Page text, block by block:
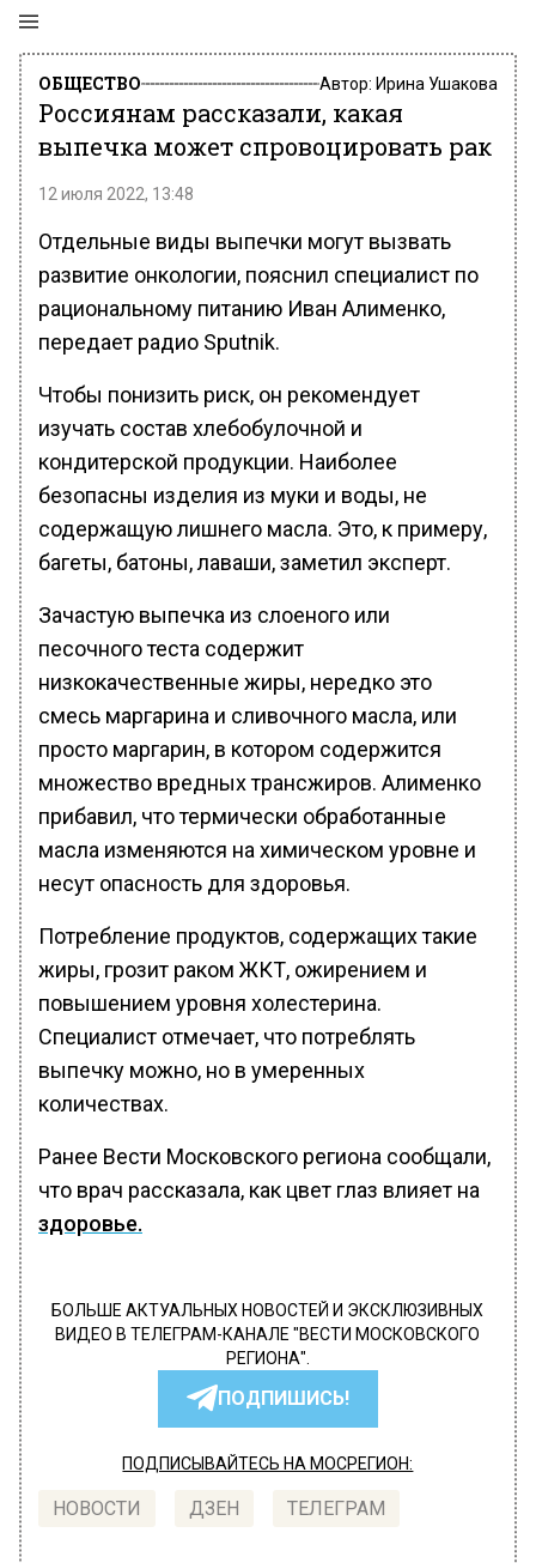
ОБЩЕСТВО Автор: Ирина Ушакова
Россиянам рассказали, какая
выпечка может спровоцировать рак
12 июля 2022, 13:48
Отдельные виды выпечки могут вызвать
развитие онкологии, пояснил специалист по
рациональному питанию Иван Алименко,
передает радио Sputnik.
Чтобы понизить риск, он рекомендует
изучать состав хлебобулочной и
кондитерской продукции. Наиболее
безопасны изделия из муки и воды, не
содержащую лишнего масла. Это, к примеру,
багеты, батоны, лаваши, заметил эксперт.
Зачастую выпечка из слоеного или
песочного теста содержит
низкокачественные жиры, нередко это
смесь маргарина и сливочного масла, или
просто маргарин, в котором содержится
множество вредных трансжиров. Алименко
прибавил, что термически обработанные
масла изменяются на химическом уровне и
несут опасность для здоровья.
Потребление продуктов, содержащих такие
жиры, грозит раком ЖКТ, ожирением и
повышением уровня холестерина.
Специалист отмечает, что потреблять
выпечку можно, но в умеренных
количествах.
Ранее Вести Московского региона сообщали,
что врач рассказала, как цвет глаз влияет на
здоровье.
БОЛЬШЕ АКТУАЛЬНЫХ НОВОСТЕЙ И ЭКСКЛЮЗИВНЫХ
ВИДЕО В ТЕЛЕГРАМ-КАНАЛЕ "ВЕСТИ МОСКОВСКОГО
РЕГИОНА".
ПОДПИШИСЬ!
ПОДПИСЫВАЙТЕСЬ НА МОСРЕГИОН:
НОВОСТИ ДЗЕН ТЕЛЕГРАМ